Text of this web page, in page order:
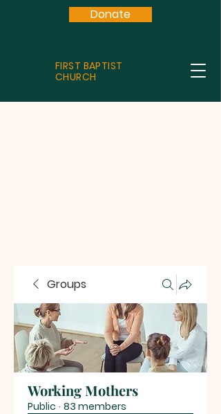
Donate
FIRST BAPTIST
CHURCH
Groups
Working Mothers
Public · 83 members